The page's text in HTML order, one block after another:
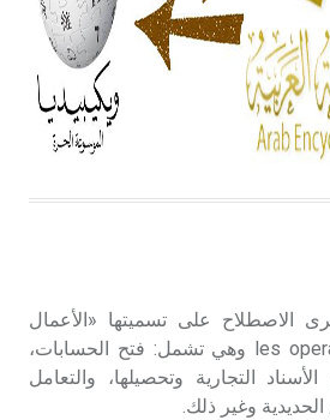
تعلم أن المرجان إفراز حيواني
في البحر ويتركب من مادة
الكلسيوم، وهو أحمر أو شديد
وهو أجود أنواعه، ويمتاز بكبر
ويسمى الش
أب
الاصطلاح على تسميتها «الأعمال
المصرفية» أو «العمليات المصرفية» les operations bancaires وهي تشمل: فتح الحسابات،
التجارية وتحصيلها، والتعامل
الحديدية وغير ذلك.